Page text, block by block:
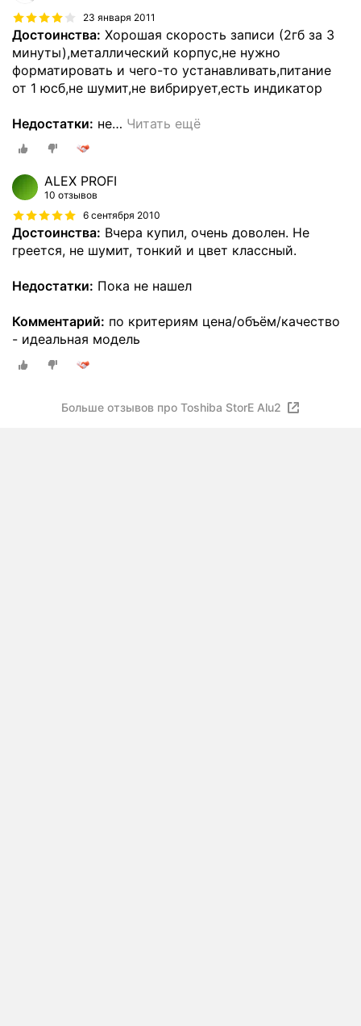
23 января 2011
Достоинства: Хорошая скорость записи (2гб за 3
минуты),металлический корпус,не нужно
форматировать и чего-то устанавливать,питание
от 1 юсб,не шумит,не вибрирует,есть индикатор
Недостатки: не… Читать ещё
ALEX PROFI
10 отзывов
6 сентября 2010
Достоинства: Вчера купил, очень доволен. Не
греется, не шумит, тонкий и цвет классный.
Недостатки: Пока не нашел
Комментарий: по критериям цена/объём/качество
- идеальная модель
Больше отзывов про Toshiba StorE Alu2